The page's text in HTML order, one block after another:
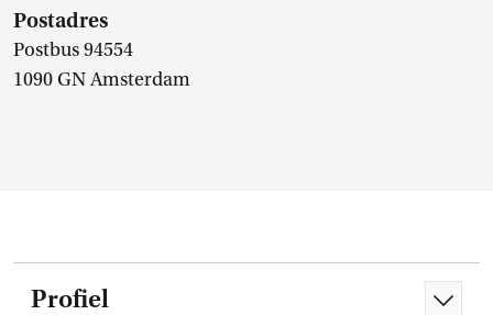
Postadres
Postbus 94554
1090 GN Amsterdam
Profiel